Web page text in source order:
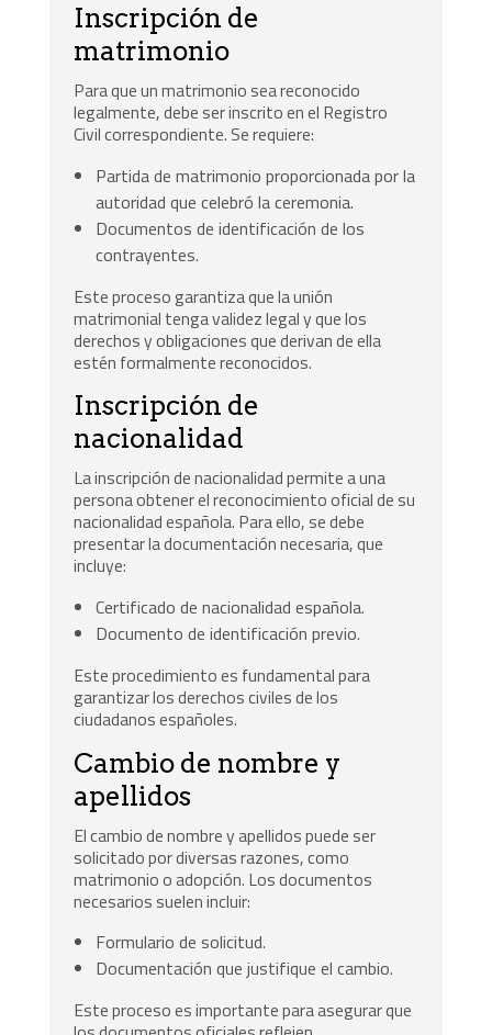
Inscripción de
matrimonio
Para que un matrimonio sea reconocido
legalmente, debe ser inscrito en el Registro
Civil correspondiente. Se requiere:
Partida de matrimonio proporcionada por la
autoridad que celebró la ceremonia.
Documentos de identificación de los
contrayentes.
Este proceso garantiza que la unión
matrimonial tenga validez legal y que los
derechos y obligaciones que derivan de ella
estén formalmente reconocidos.
Inscripción de
nacionalidad
La inscripción de nacionalidad permite a una
persona obtener el reconocimiento oficial de su
nacionalidad española. Para ello, se debe
presentar la documentación necesaria, que
incluye:
Certificado de nacionalidad española.
Documento de identificación previo.
Este procedimiento es fundamental para
garantizar los derechos civiles de los
ciudadanos españoles.
Cambio de nombre y
apellidos
El cambio de nombre y apellidos puede ser
solicitado por diversas razones, como
matrimonio o adopción. Los documentos
necesarios suelen incluir:
Formulario de solicitud.
Documentación que justifique el cambio.
Este proceso es importante para asegurar que